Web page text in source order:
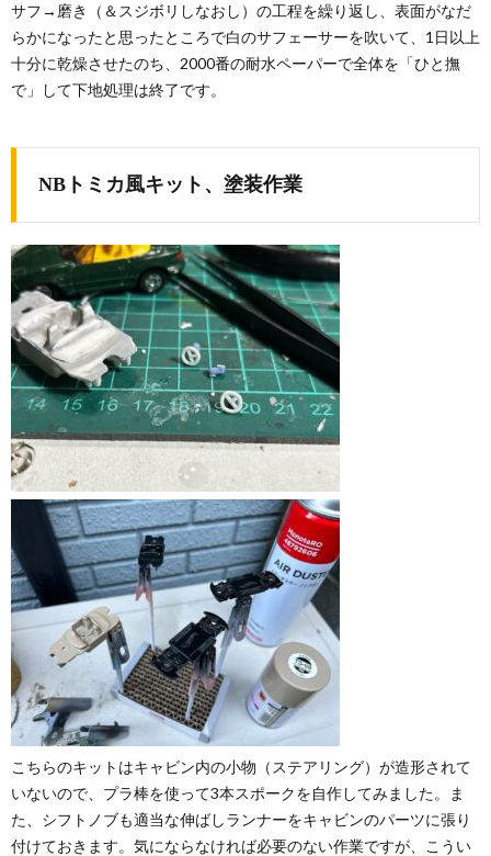
サフ→磨き（＆スジボリしなおし）の工程を繰り返し、表面がなだ
らかになったと思ったところで白のサフェーサーを吹いて、1日以上
十分に乾燥させたのち、2000番の耐水ペーパーで全体を「ひと撫
で」して下地処理は終了です。
NBトミカ風キット、塗装作業
こちらのキットはキャビン内の小物（ステアリング）が造形されて
いないので、プラ棒を使って3本スポークを自作してみました。ま
た、シフトノブも適当な伸ばしランナーをキャビンのパーツに張り
付けておきます。気にならなければ必要のない作業ですが、こうい